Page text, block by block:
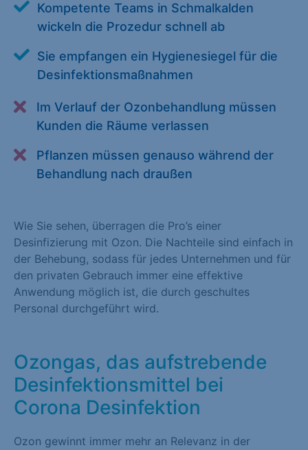
Kompetente Teams in Schmalkalden
wickeln die Prozedur schnell ab
Sie empfangen ein Hygienesiegel für die
Desinfektionsmaßnahmen
Im Verlauf der Ozonbehandlung müssen
Kunden die Räume verlassen
Pflanzen müssen genauso während der
Behandlung nach draußen
Wie Sie sehen, überragen die Pro’s einer
Desinfizierung mit Ozon. Die Nachteile sind einfach in
der Behebung, sodass für jedes Unternehmen und für
den privaten Gebrauch immer eine effektive
Anwendung möglich ist, die durch geschultes
Personal durchgeführt wird.
Ozongas, das aufstrebende
Desinfektionsmittel bei
Corona Desinfektion
Ozon gewinnt immer mehr an Relevanz in der
Alle akzeptieren Speichern
Essenziell (1)
Essenzielle Cookies ermöglichen grundlegende Funktionen und
sind für die einwandfreie Funktion der Website erforderlich.
Statistiken (1)
Informationen helfen uns zu verstehen, wie unsere Besucher
unsere Website nutzen. Statistik Cookies erfassen Informationen
anonym. Diese Informationen helfen uns zu verstehen, wie
unsere Besucher unsere Website nutzen.
Cookie-Informationen anzeigen
verwendet, um personalisierte Werbung anzuzeigen. Sie tun
dies, indem sie Besucher über Websites hinweg verfolgen.
Cookie-Informationen anzeigen
Externe Medien (1)